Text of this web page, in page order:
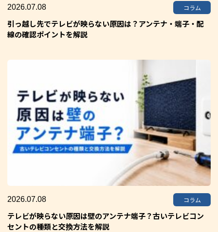
2026.07.08 コラム
引っ越し先でテレビが映らない原因は？アンテナ・端子・配
線の確認ポイントを解説
2026.07.08 コラム
テレビが映らない原因は壁のアンテナ端子？古いテレビコン
セントの種類と交換方法を解説